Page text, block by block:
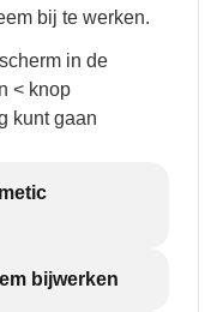
bij te werken.
in de
< knop
kunt gaan
bijwerken